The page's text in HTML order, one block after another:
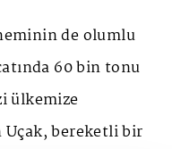
de olumlu
60 bin tonu
ülkemize
bereketli bir